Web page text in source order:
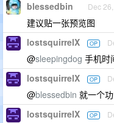
blessedbin Dec
建议贴一张预览图
lostsquirrelX OP
@sleepingdog 手机时
lostsquirrelX OP
@blessedbin 就一个
lostsquirrelX OP